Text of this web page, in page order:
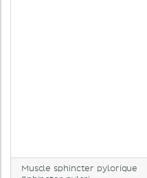
Muscle sphincter pylorique